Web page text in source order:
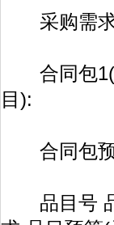
采购需求
合同包1(
目):
合同包预
品目号 品